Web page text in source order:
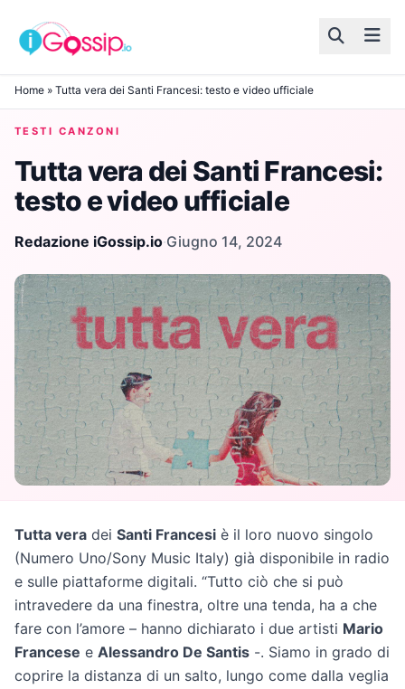
Skip to content
Home » Tutta vera dei Santi Francesi: testo e video ufficiale
TESTI CANZONI
Tutta vera dei Santi Francesi:
testo e video ufficiale
Redazione iGossip.io·Giugno 14, 2024
Tutta vera dei Santi Francesi è il loro nuovo singolo
(Numero Uno/Sony Music Italy) già disponibile in radio
e sulle piattaforme digitali. “Tutto ciò che si può
intravedere da una finestra, oltre una tenda, ha a che
fare con l’amore – hanno dichiarato i due artisti Mario
Francese e Alessandro De Santis -. Siamo in grado di
coprire la distanza di un salto, lungo come dalla veglia